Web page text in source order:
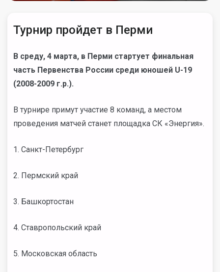
Турнир пройдет в Перми
В среду, 4 марта, в Перми стартует финальная
часть Первенства России среди юношей U-19
(2008-2009 г.р.).
В турнире примут участие 8 команд, а местом
проведения матчей станет площадка СК «Энергия».
1. Санкт-Петербург
2. Пермский край
3. Башкортостан
4. Ставропольский край
5. Московская область